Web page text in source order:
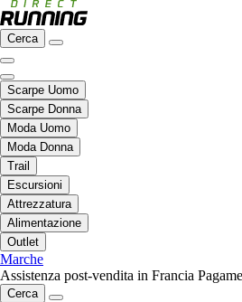
Cerca
Scarpe Uomo
Scarpe Donna
Moda Uomo
Moda Donna
Trail
Escursioni
Attrezzatura
Alimentazione
Outlet
Marche
Assistenza post-vendita in Francia
Cerca